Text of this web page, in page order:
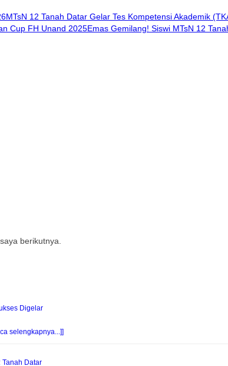
MTsN 12 Tanah Datar Gelar Tes Kompetensi Akademik
Emas Gemilang! Siswi MTsN 12
berikutnya.
Digelar
selengkapnya...]]
Tanah Datar